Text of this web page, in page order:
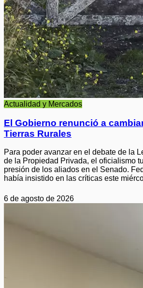
Actualidad y Mercados
El Gobierno renunció a
Tierras Rurales
Para poder avanzar en el debate de la
de la Propiedad Privada, el oficialismo
presión de los aliados en el Senado.
había insistido en las críticas este
6 de agosto de 2026